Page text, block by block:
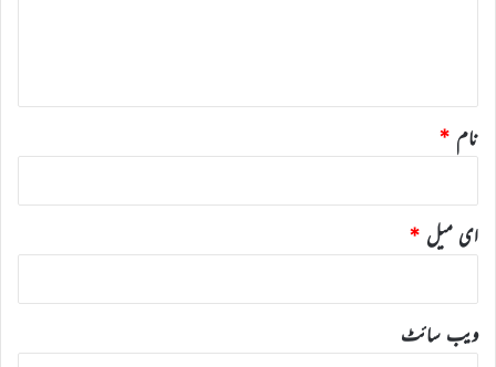
نام *
ای میل *
ویب‌ سائٹ